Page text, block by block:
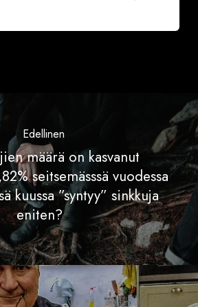
Edellinen
määrä on kasvanut
seitsemässsä vuodessa
kuussa ”syntyy” sinkkuja
eniten?